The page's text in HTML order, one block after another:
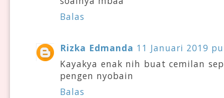
Balas
Rizka Edmanda 11 Januari 2019
Kayakya enak nih buat cemilan
pengen nyobain
Balas